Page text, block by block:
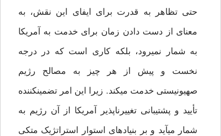
حتی تظاهر به قدرت برای ایفای این نقش، به
معنای از دست دادن زمان برای خدمت به آمریکا
به شمار نمی‏رود، بلکه کاری است که در درجه
نخست و پیش از هر چیز به مصالح رژیم
صهیونیستی خدمت می‏کند. زیرا این امر تضمین‏کننده‏
تأیید و پشتیبانی تغییرناپذیر آمریکا از آن رژیم به
شمار می‏آید و بر بنیادهای استوار استراتژیک متکی